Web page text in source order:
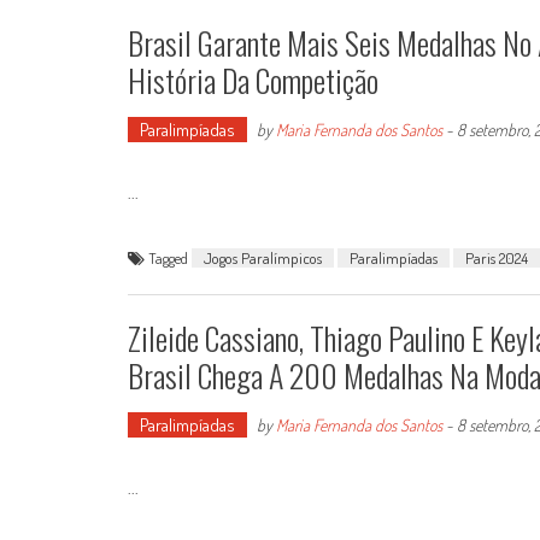
Brasil Garante Mais Seis Medalhas
História Da Competição
Paralimpíadas byMaria Fernanda dos Santos- 8 setembro,
...
Tagged Jogos Paralímpicos Paralimpíadas Paris 2024
Zileide Cassiano, Thiago Paulino E
Brasil Chega A 200 Medalhas Na
Paralimpíadas byMaria Fernanda dos Santos- 8 setembro,
...